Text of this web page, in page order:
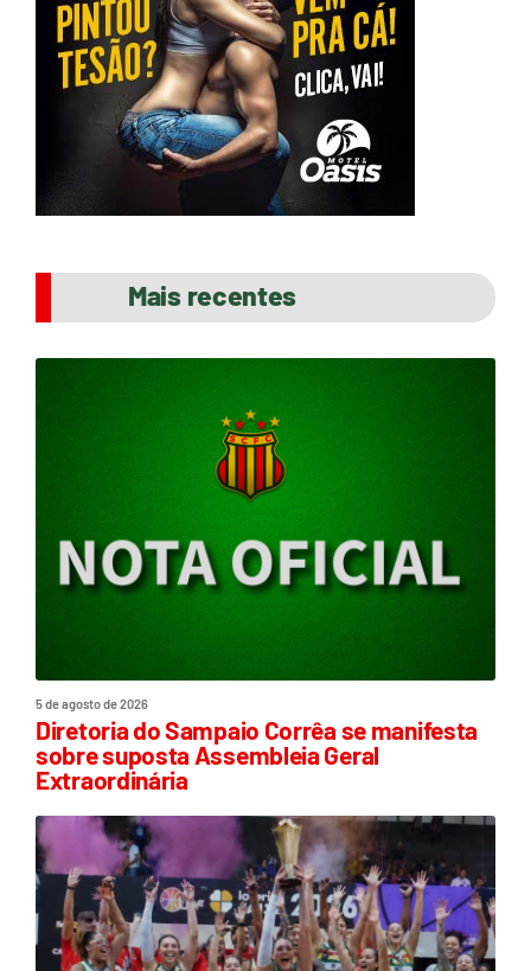
Mais recentes
5 de agosto de 2026
Diretoria do Sampaio Corrêa se manifesta
sobre suposta Assembleia Geral
Extraordinária